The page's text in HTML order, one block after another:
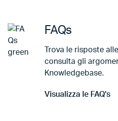
FAQs
Trova le risposte
consulta gli
Knowledgebase.
Visualizza le FAQ's
Vai a Visualizza le